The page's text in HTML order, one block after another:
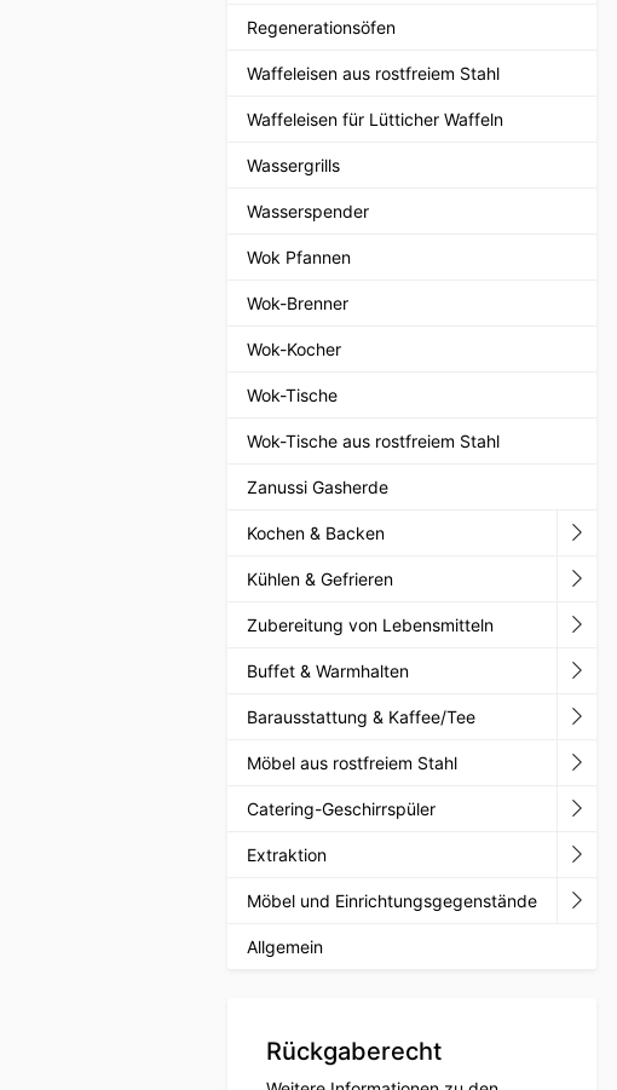
Regenerationsöfen
Waffeleisen aus rostfreiem Stahl
Waffeleisen für Lütticher Waffeln
Wassergrills
Wasserspender
Wok Pfannen
Wok-Brenner
Wok-Kocher
Wok-Tische
Wok-Tische aus rostfreiem Stahl
Zanussi Gasherde
Kochen & Backen
Kühlen & Gefrieren
Zubereitung von Lebensmitteln
Buffet & Warmhalten
Barausstattung & Kaffee/Tee
Möbel aus rostfreiem Stahl
Catering-Geschirrspüler
Extraktion
Möbel und Einrichtungsgegenstände
Allgemein
Rückgaberecht